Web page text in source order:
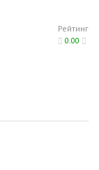
Рейтинг
0.00